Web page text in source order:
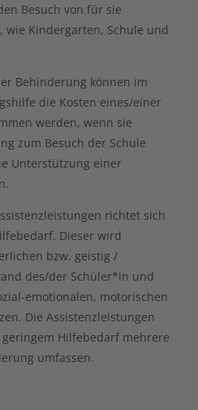
Besuch von für sie
wie Kindergarten, Schule und
Behinderung können im
die Kosten eines/einer
werden, wenn sie
zum Besuch der Schule
Unterstützung einer
richtet sich
Dieser wird
bzw. geistig /
des/der Schüler*in und
emotionalen, motorischen
Die Assistenzleistungen
Hilfebedarf mehrere
umfassen.